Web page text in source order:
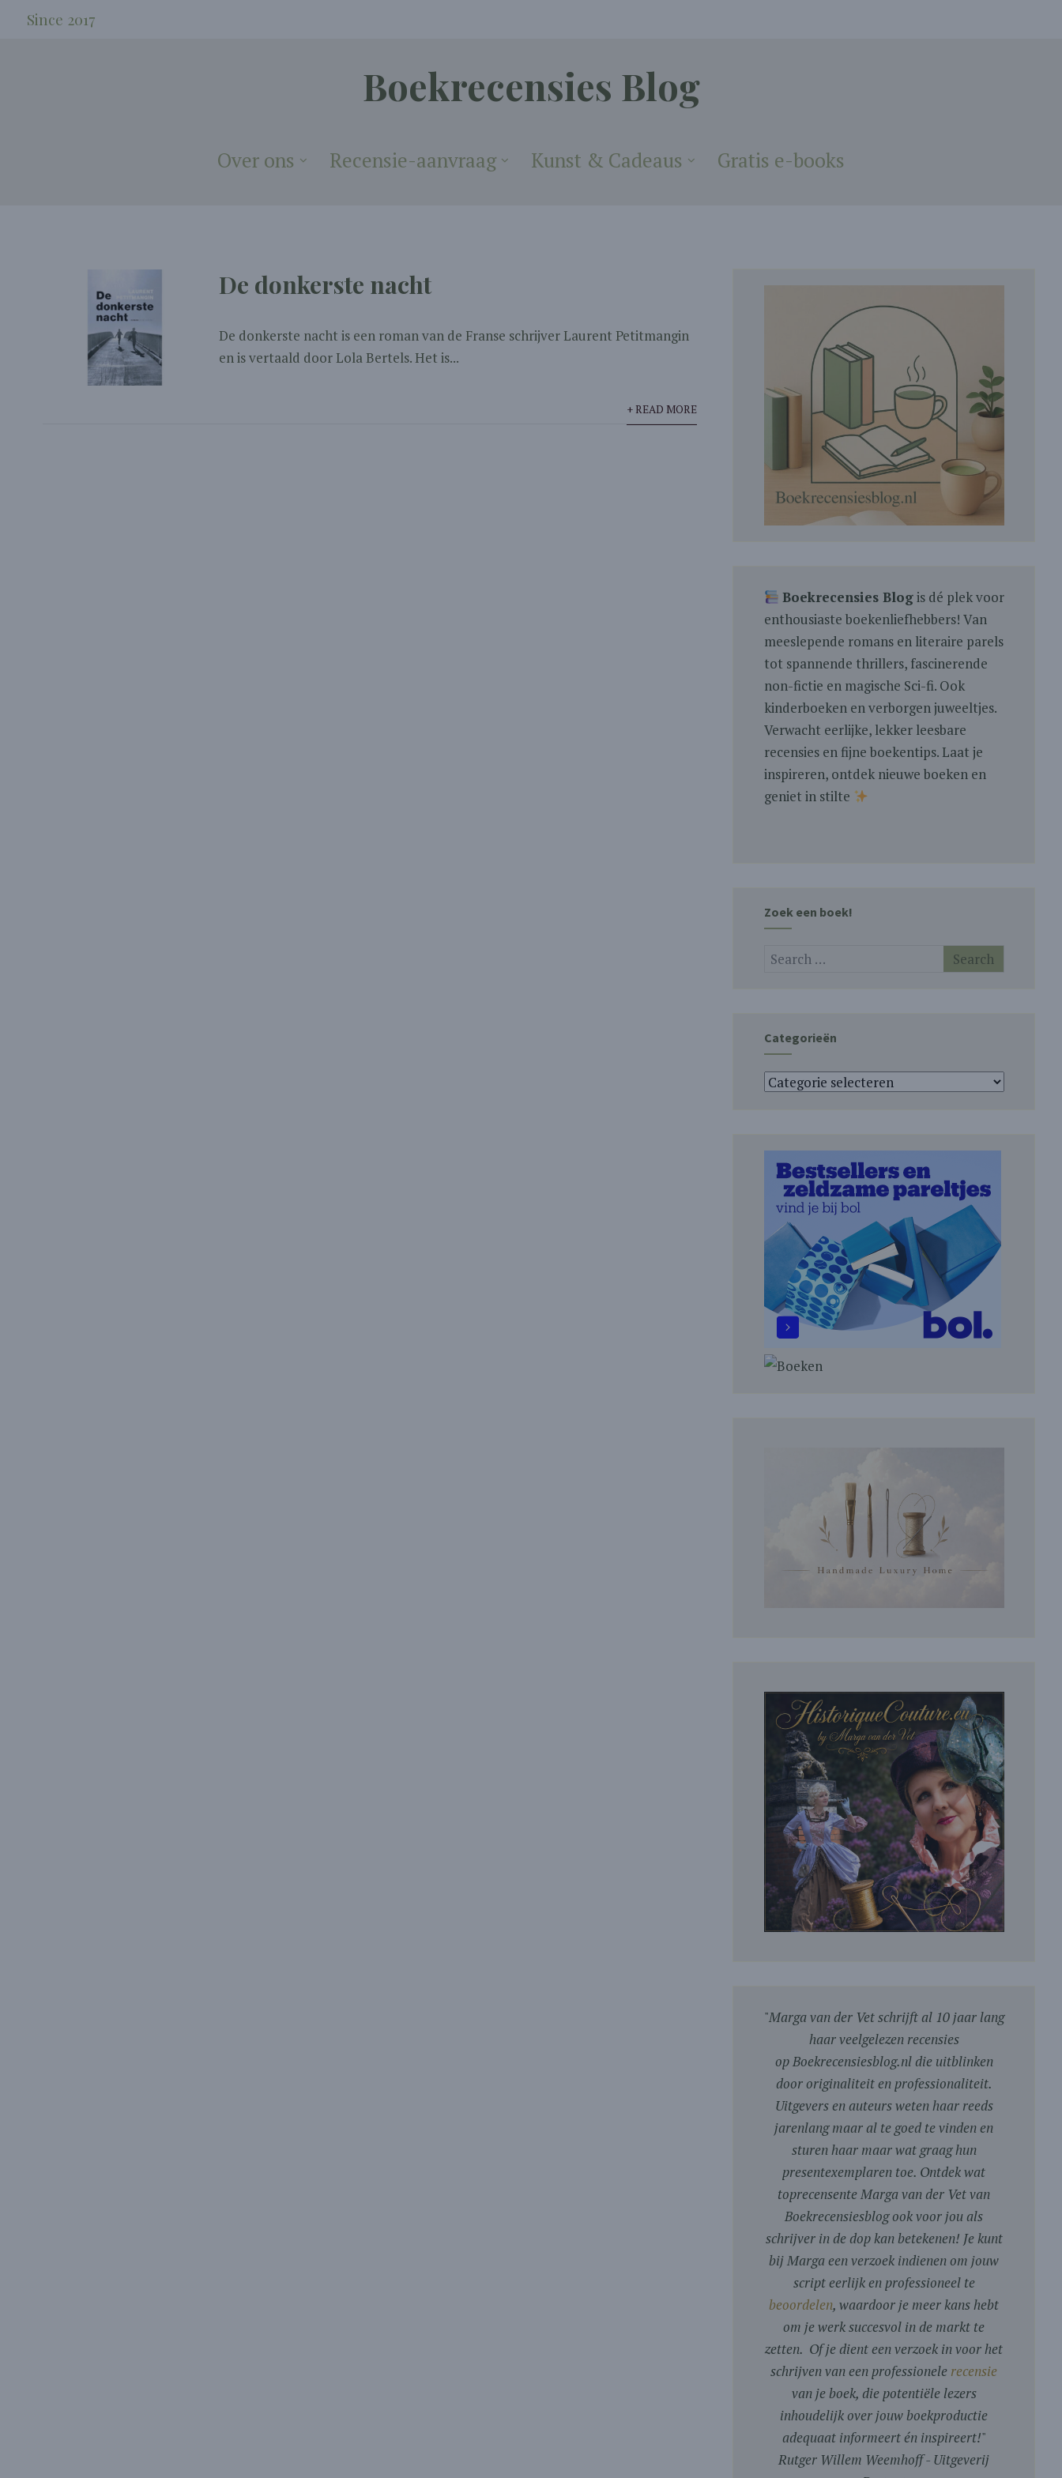
Since 2017
Boekrecensies Blog
Over ons Recensie-aanvraag Kunst & Cadeaus Gratis e-books
De donkerste nacht
De donkerste nacht is een roman van de Franse schrijver Laurent Petitmangin
en is vertaald door Lola Bertels. Het is...
+ READ MORE
Boekrecensies Blogis dé plek voor
enthousiaste boekenliefhebbers! Van
meeslepende romans en literaire parels
tot spannende thrillers, fascinerende
non-fictie en magische Sci-fi. Ook
kinderboeken en verborgen juweeltjes.
Verwacht eerlijke, lekker leesbare
recensies en fijne boekentips. Laat je
inspireren, ontdek nieuwe boeken en
geniet in stilte
Zoek een boek!
Categorieën
Categorieën
"Marga van der Vet schrijft al 10 jaar lang
haar veelgelezen recensies
op Boekrecensiesblog.nl die uitblinken
door originaliteit en professionaliteit.
Uitgevers en auteurs weten haar reeds
jarenlang maar al te goed te vinden en
sturen haar maar wat graag hun
presentexemplaren toe. Ontdek wat
toprecensente Marga van der Vet van
Boekrecensiesblog ook voor jou als
schrijver in de dop kan betekenen! Je kunt
bij Marga een verzoek indienen om jouw
script eerlijk en professioneel te
beoordelen, waardoor je meer kans hebt
om je werk succesvol in de markt te
zetten. Of je dient een verzoek in voor het
schrijven van een professionele recensie
van je boek, die potentiële lezers
inhoudelijk over jouw boekproductie
adequaat informeert én inspireert!"
Rutger Willem Weemhoff - Uitgeverij